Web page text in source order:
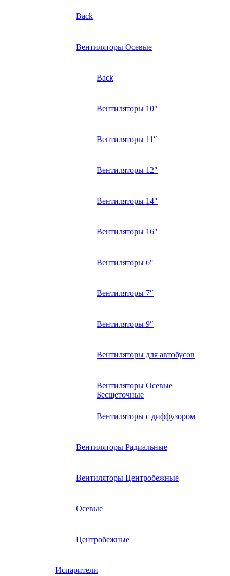
Back
Вентиляторы Осевые
Back
Вентиляторы 10″
Вентиляторы 11″
Вентиляторы 12″
Вентиляторы 14″
Вентиляторы 16″
Вентиляторы 6″
Вентиляторы 7″
Вентиляторы 9″
Вентиляторы для автобусов
Вентиляторы Осевые
Бесщеточные
Вентиляторы с диффузором
Вентиляторы Радиальные
Вентиляторы Центробежные
Осевые
Центробежные
Испарители